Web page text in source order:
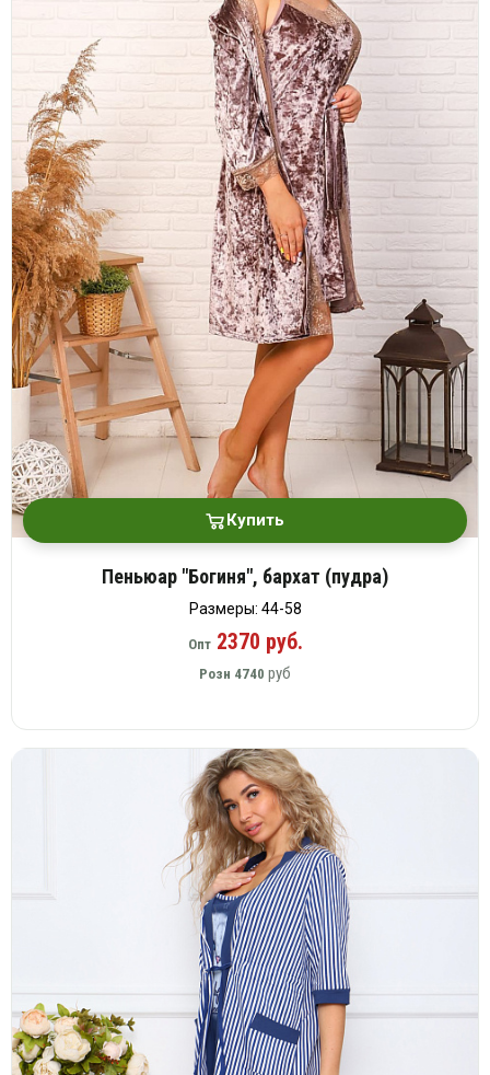
Купить
Пеньюар "Богиня", бархат (пудра)
Размеры: 44-58
Опт2370 руб.
Розн 4740 руб